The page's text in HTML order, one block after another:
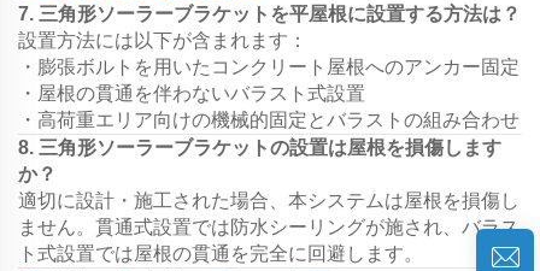
7. 三角形ソーラーブラケットを平屋根に設置する方法は？
設置方法には以下が含まれます：
・膨張ボルトを用いたコンクリート屋根へのアンカー固定
・屋根の貫通を伴わないバラスト式設置
・高荷重エリア向けの機械的固定とバラストの組み合わせ
8. 三角形ソーラーブラケットの設置は屋根を損傷します
か？
適切に設計・施工された場合、本システムは屋根を損傷し
ません。貫通式設置では防水シーリングが施され、バラス
ト式設置では屋根の貫通を完全に回避します。